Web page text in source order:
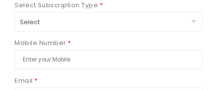
Select Subscription Type *
Mobile Number *
Email *